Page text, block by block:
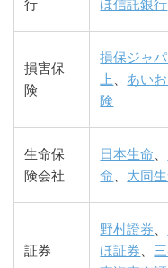
行
ほ信託銀行
損害保
険
損保ジャ
上、 あい
険
生命保
険会社
日本生命、
命、 大同
証券
野村證券、
ほ証券、